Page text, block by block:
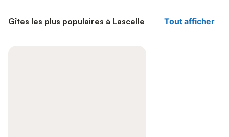
Gîtes les plus populaires à Lascelle Tout afficher